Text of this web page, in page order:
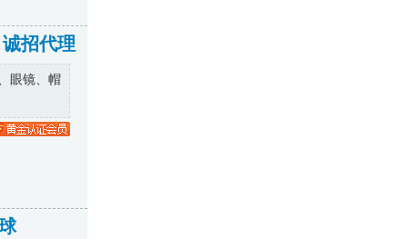
招代理
眼镜、帽